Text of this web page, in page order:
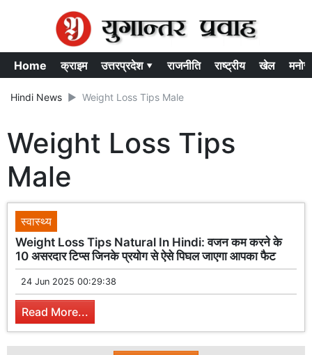
Home क्राइम उत्तरप्रदेश ▾ राजनीति राष्ट्रीय खेल
Hindi News Weight Loss Tips Male
Weight Loss Tips
Male
स्वास्थ्य
Weight Loss Tips Natural In Hindi: वजन कम करने के
10 असरदार टिप्स जिनके प्रयोग से ऐसे पिघल जाएगा आपका फैट
24 Jun 2025 00:29:38
Read More...